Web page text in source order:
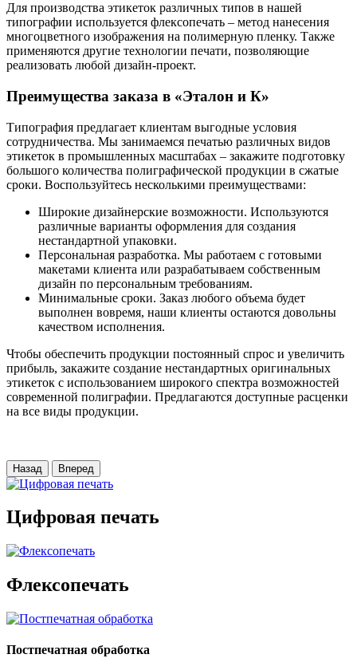
Для производства этикеток различных типов в нашей
типографии используется флексопечать – метод нанесения
многоцветного изображения на полимерную пленку. Также
применяются другие технологии печати, позволяющие
реализовать любой дизайн-проект.
Преимущества заказа в «Эталон и К»
Типография предлагает клиентам выгодные условия
сотрудничества. Мы занимаемся печатью различных видов
этикеток в промышленных масштабах – закажите подготовку
большого количества полиграфической продукции в сжатые
сроки. Воспользуйтесь несколькими преимуществами:
Широкие дизайнерские возможности. Используются
различные варианты оформления для создания
нестандартной упаковки.
Персональная разработка. Мы работаем с готовыми
макетами клиента или разрабатываем собственным
дизайн по персональным требованиям.
Минимальные сроки. Заказ любого объема будет
выполнен вовремя, наши клиенты остаются довольны
качеством исполнения.
Чтобы обеспечить продукции постоянный спрос и увеличить
прибыль, закажите создание нестандартных оригинальных
этикеток с использованием широкого спектра возможностей
современной полиграфии. Предлагаются доступные расценки
на все виды продукции.
Назад Вперед
Цифровая печать
Флексопечать
Постпечатная обработка